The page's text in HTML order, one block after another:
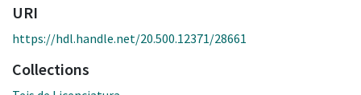
URI
https://hdl.handle.net/20.500.12371/28661
Collections